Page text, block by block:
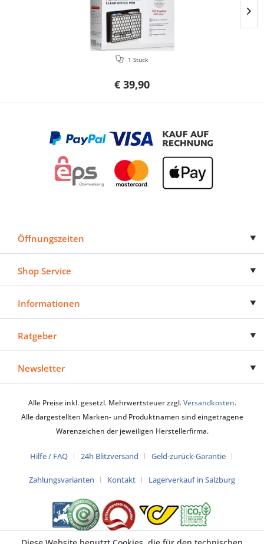
€ 39,90
1 Stück
Öffnungszeiten
Shop Service
Informationen
Ratgeber
Newsletter
Alle Preise inkl. gesetzl. Mehrwertsteuer zzgl.Versandkosten.
Alle dargestellten Marken- und Produktnamen sind eingetragene
Warenzeichen der jeweiligen Herstellerfirma.
Hilfe / FAQ 24h Blitzversand Geld-zurück-Garantie
Zahlungsvarianten Kontakt Lagerverkauf in Salzburg